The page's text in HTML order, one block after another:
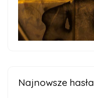
Najnowsze hasła